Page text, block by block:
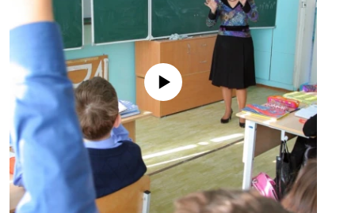
No media source currently available